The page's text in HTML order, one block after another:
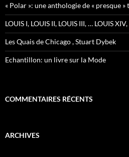
« Polar »: une anthologie de « presque
LOUIS I, LOUIS II, LOUIS III, … LOUIS
Les Quais de Chicago , Stuart Dybek
Echantillon: un livre sur la Mode
COMMENTAIRES RÉCENTS
ARCHIVES